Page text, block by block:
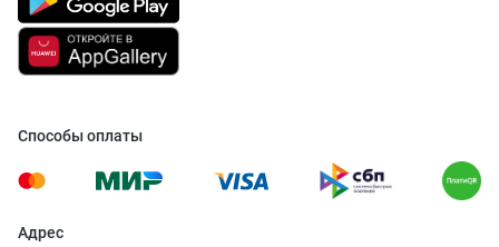
Способы оплаты
Адрес